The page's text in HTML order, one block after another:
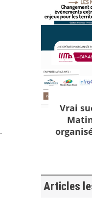
Vrai
Articles